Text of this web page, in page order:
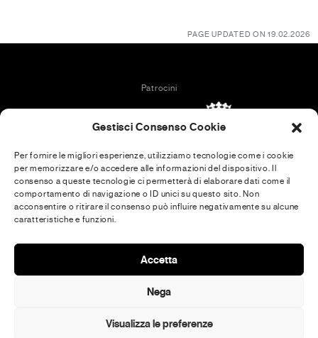
Gestisci Consenso Cookie
Per fornire le migliori esperienze, utilizziamo tecnologie come i cookie
per memorizzare e/o accedere alle informazioni del dispositivo. Il
consenso a queste tecnologie ci permetterà di elaborare dati come il
comportamento di navigazione o ID unici su questo sito. Non
acconsentire o ritirare il consenso può influire negativamente su alcune
caratteristiche e funzioni.
Accetta
Nega
Visualizza le preferenze
PAGE UPDATED ON 19.02.2026
Patrocini
In collaboration with
Media Partner